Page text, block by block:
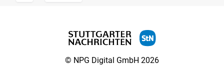
© NPG Digital GmbH 2026